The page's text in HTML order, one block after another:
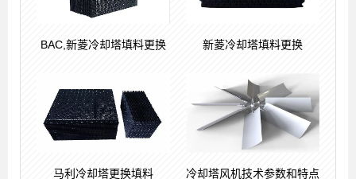
BAC,新菱冷却塔填料更换 新菱冷却塔填料更换
马利冷却塔更换填料 冷却塔风机技术参数和特点